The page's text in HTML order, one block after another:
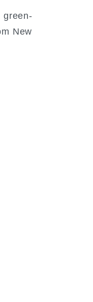
green-
New